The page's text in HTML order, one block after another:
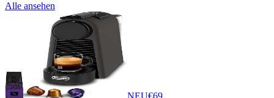
Alle ansehen
NEU€69